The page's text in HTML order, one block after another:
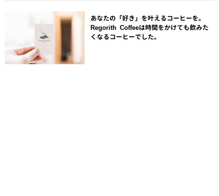
あなたの「好き」を叶えるコーヒーを。
Regorith Coffeeは時間をかけても飲みた
くなるコーヒーでした。